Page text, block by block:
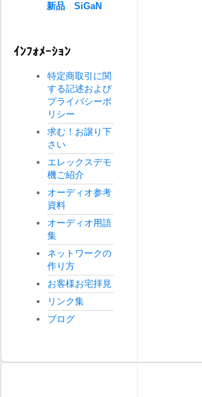
新品 SiGaN
ｲﾝﾌｫﾒｰｼｮﾝ
特定商取引に関
する記述および
プライバシーポ
リシー
求む！お譲り下
さい
エレックスデモ
機ご紹介
オーディオ参考
資料
オーディオ用語
集
ネットワークの
作り方
お客様お宅拝見
リンク集
ブログ